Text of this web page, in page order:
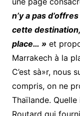
n’y a pas
cette
place… » et
Marrakech à la
C’est sà»r, nous
compris, on ne
Thaïlande.
Routard qui